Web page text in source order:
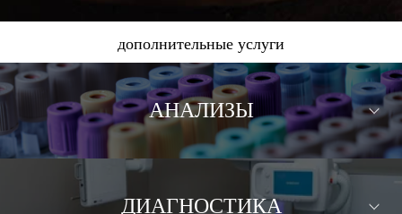
дополнительные услуги
АНАЛИЗЫ
ДИАГНОСТИКА